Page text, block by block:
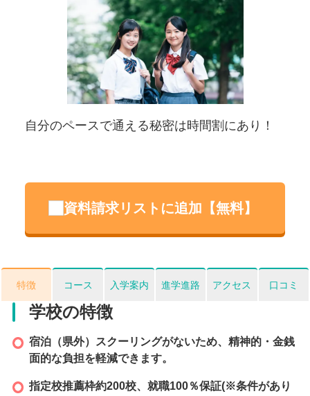
自分のペースで通える秘密は時間割にあり！
資料請求リストに追加【無料】
特徴 コース 入学案内 進学進路 アクセス 口コミ
学校の特徴
宿泊（県外）スクーリングがないため、精神的・金銭
面的な負担を軽減できます。
指定校推薦枠約200校、就職100％保証(※条件があり